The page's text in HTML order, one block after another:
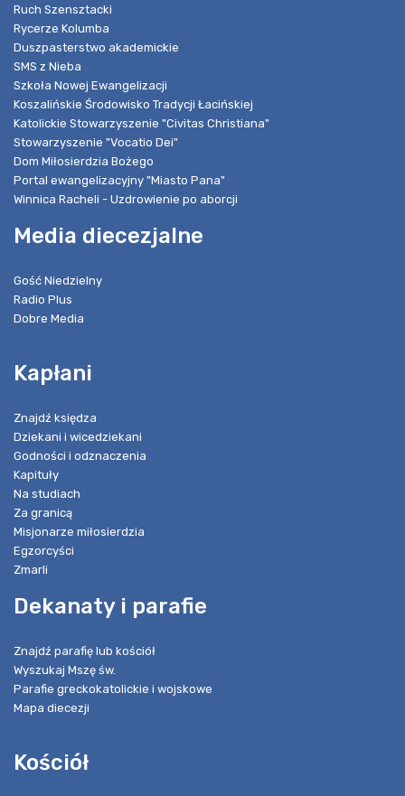
Ruch Szensztacki
Rycerze Kolumba
Duszpasterstwo akademickie
SMS z Nieba
Szkoła Nowej Ewangelizacji
Koszalińskie Środowisko Tradycji Łacińskiej
Katolickie Stowarzyszenie "Civitas Christiana"
Stowarzyszenie "Vocatio Dei"
Dom Miłosierdzia Bożego
Portal ewangelizacyjny "Miasto Pana"
Winnica Racheli - Uzdrowienie po aborcji
Media diecezjalne
Gość Niedzielny
Radio Plus
Dobre Media
Kapłani
Znajdź księdza
Dziekani i wicedziekani
Godności i odznaczenia
Kapituły
Na studiach
Za granicą
Misjonarze miłosierdzia
Egzorcyści
Zmarli
Dekanaty i parafie
Znajdź parafię lub kościół
Wyszukaj Mszę św.
Parafie greckokatolickie i wojskowe
Mapa diecezji
Kościół